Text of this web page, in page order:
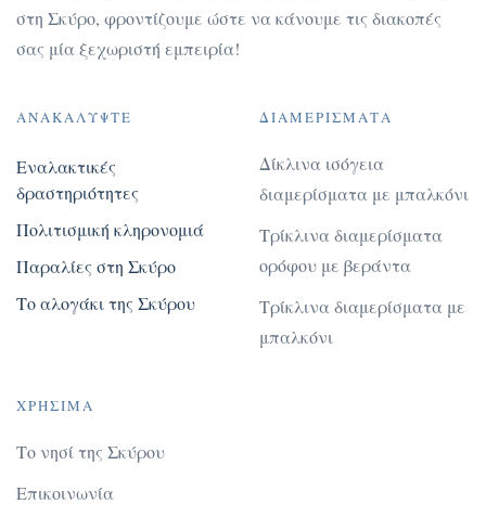
στη Σκύρο, φροντίζουμε ώστε να κάνουμε τις διακοπές
σας μία ξεχωριστή εμπειρία!
ΑΝΑΚΑΛΎΨΤΕ
Εναλακτικές
δραστηριότητες
Πολιτισμική κληρονομιά
Παραλίες στη Σκύρο
Το αλογάκι της Σκύρου
ΔΙΑΜΕΡΊΣΜΑΤΑ
Δίκλινα ισόγεια
διαμερίσματα με μπαλκόνι
Τρίκλινα διαμερίσματα
ορόφου με βεράντα
Τρίκλινα διαμερίσματα με
μπαλκόνι
ΧΡΉΣΙΜΑ
Το νησί της Σκύρου
Επικοινωνία